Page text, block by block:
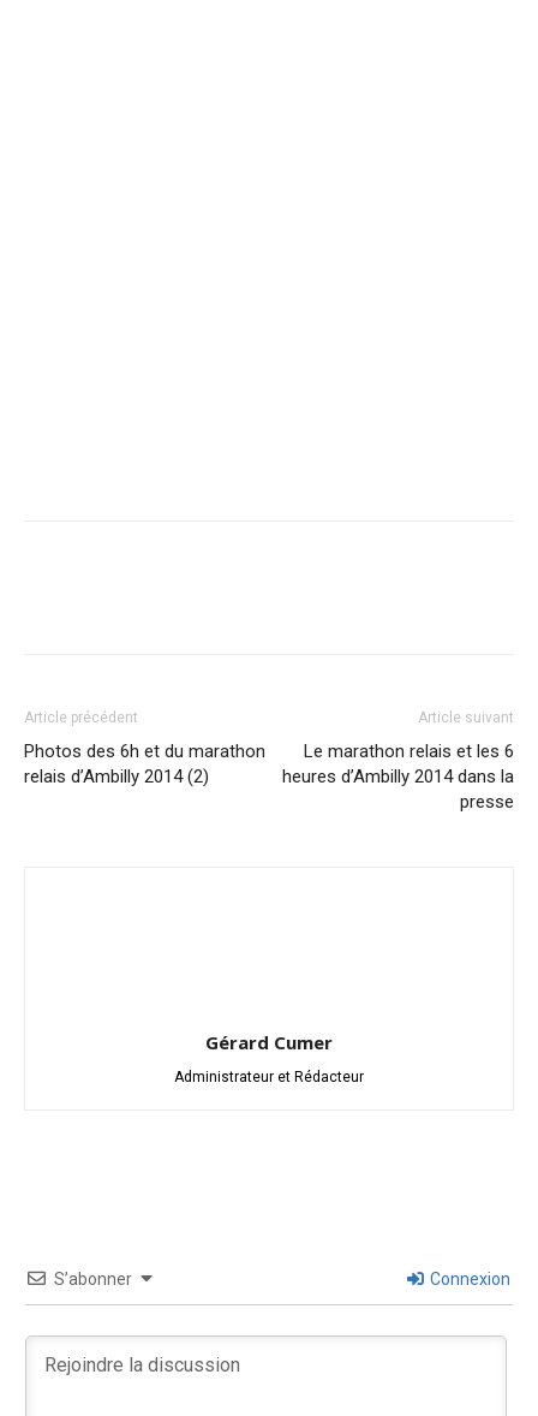
Article précédent
Photos des 6h et du marathon
relais d’Ambilly 2014 (2)
Article suivant
Le marathon relais et les 6
heures d’Ambilly 2014 dans la
presse
Gérard Cumer
Administrateur et Rédacteur
S’abonner Connexion